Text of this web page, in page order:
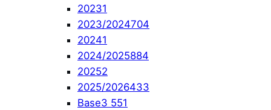
20231
2023/2024704
20241
2024/2025884
20252
2025/2026433
Base3 551